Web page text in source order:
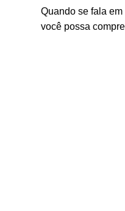
Quando se fala
você possa